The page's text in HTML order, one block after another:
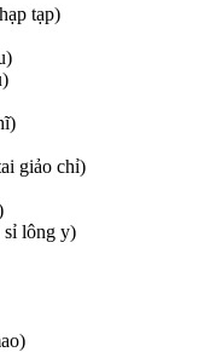
tạp)
giảo chỉ)
sỉ lông y)